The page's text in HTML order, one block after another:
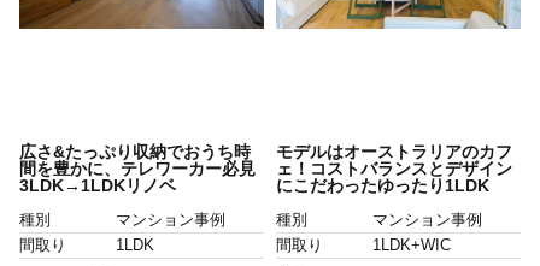
広さ&たっぷり収納でおうち時
間を豊かに、テレワーカー必見
3LDK→1LDKリノベ
種別
マンション事例
間取り
1LDK
モデルはオーストラリアのカフ
ェ！コストバランスとデザイン
にこだわったゆったり1LDK
種別
マンション事例
間取り
1LDK+WIC